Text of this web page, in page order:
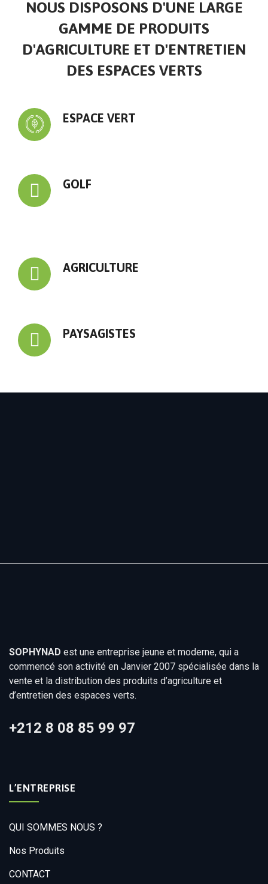
NOUS DISPOSONS D'UNE LARGE
GAMME DE PRODUITS
D'AGRICULTURE ET D'ENTRETIEN
DES ESPACES VERTS
ESPACE VERT
GOLF
AGRICULTURE
PAYSAGISTES
SOPHYNAD est une entreprise jeune et moderne, qui a
commencé son activité en Janvier 2007 spécialisée dans la
vente et la distribution des produits d’agriculture et
d’entretien des espaces verts.
+212 8 08 85 99 97
L’ENTREPRISE
QUI SOMMES NOUS ?
Nos Produits
CONTACT